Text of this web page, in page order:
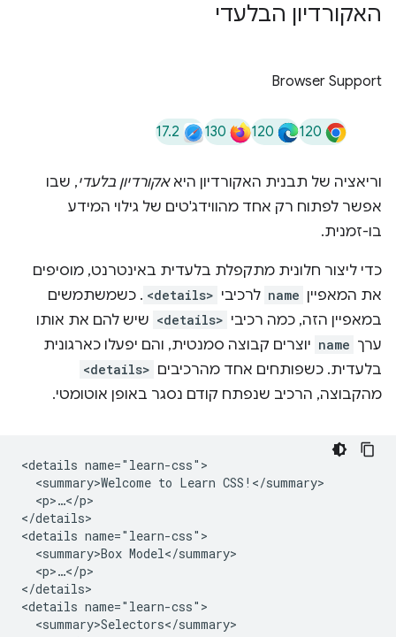
האקורדיון הבלעדי
Browser Support
120
120
130
17.2
וריאציה של תבנית האקורדיון היאאקורדיון בלעדי, שבו
אפשר לפתוח רק אחד מהווידג'טים של גילוי המידע
בו-זמנית.
כדי ליצור חלונית מתקפלת בלעדית באינטרנט, מוסיפים
את המאפיין name לרכיבי <details> . כשמשתמשים
במאפיין הזה, כמה רכיבי <details> שיש להם את אותו
ערך name יוצרים קבוצה סמנטית, והם יפעלו כארגונית
בלעדית. כשפותחים אחד מהרכיבים <details>
מהקבוצה, הרכיב שנפתח קודם נסגר באופן אוטומטי.
<details name="learn-css">
  <summary>Welcome to Learn CSS!</summary>
  <p>…</p>
</details>
<details name="learn-css">
  <summary>Box Model</summary>
  <p>…</p>
</details>
<details name="learn-css">
  <summary>Selectors</summary>